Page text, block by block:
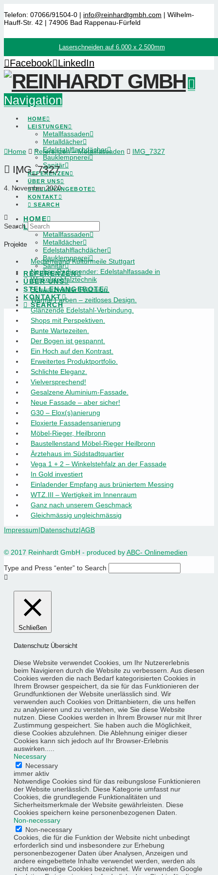
Telefon: 07066/91504-0 | info@reinhardtgmbh.com | Wilhelm-
Hauff-Str. 42 | 74906 Bad Rappenau-Fürfeld
Laserschneiden auf 6.000 x 2.500mm
Facebook LinkedIn
Navigation
HOME
LEISTUNGEN
Metallfassaden
Metalldächer
Edelstahlflachdächer
Bauklempnerei
Sanitär
REFERENZEN
ÜBER UNS
STELLENANGEBOTE
KONTAKT
SEARCH
HOME
LEISTUNGEN
Metallfassaden
Metalldächer
Edelstahlflachdächer
Bauklempnerei
Sanitär
REFERENZEN
ÜBER UNS
STELLENANGEBOTE
KONTAKT
SEARCH
Home Referenzen – Metallfassaden IMG_7327
IMG_7327
4. November 2020
Search
Projekte
Medienwand Kulturmeile Stuttgart
Neubau Radiosender: Edelstahlfassade in
Winkelstehfalztechnik
Schwarzwälder Präzision.
Warme Farben – zeitloses Design.
Glänzende Edelstahl-Verbindung.
Shops mit Perspektiven.
Bunte Wartezeiten.
Der Bogen ist gespannt.
Ein Hoch auf den Kontrast.
Erweitertes Produktportfolio.
Schlichte Eleganz.
Vielversprechend!
Gesalzene Aluminium-Fassade.
Neue Fassade – aber sicher!
G30 – Elox(s)anierung
Eloxierte Fassadensanierung
Möbel-Rieger, Heilbronn
Baustellenstand Möbel-Rieger Heilbronn
Ärztehaus im Südstadtquartier
Vega 1 + 2 – Winkelstehfalz an der Fassade
In Gold investiert
Einladender Empfang aus brüniertem Messing
WTZ.III – Wertigkeit im Innenraum
Ganz nach unserem Geschmack
Gleichmässig ungleichmässig
Impressum|Datenschutz|AGB
© 2017 Reinhardt GmbH - produced byABC- Onlinemedien
Type and Press “enter” to Search
Schließen
Datenschutz Übersicht
Diese Website verwendet Cookies, um Ihr Nutzererlebnis
beim Navigieren durch die Website zu verbessern. Aus diesen
Cookies werden die nach Bedarf kategorisierten Cookies in
Ihrem Browser gespeichert, da sie für das Funktionieren der
Grundfunktionen der Website unerlässlich sind. Wir
verwenden auch Cookies von Drittanbietern, die uns helfen
zu analysieren und zu verstehen, wie Sie diese Website
nutzen. Diese Cookies werden in Ihrem Browser nur mit Ihrer
Zustimmung gespeichert. Sie haben auch die Möglichkeit,
diese Cookies abzulehnen. Die Ablehnung einiger dieser
Cookies kann sich jedoch auf Ihr Browser-Erlebnis
auswirken.....
Necessary
Necessary
immer aktiv
Notwendige Cookies sind für das reibungslose Funktionieren
der Website unerlässlich. Diese Kategorie umfasst nur
Cookies, die grundlegende Funktionalitäten und
Sicherheitsmerkmale der Website gewährleisten. Diese
Cookies speichern keine personenbezogenen Daten.
Non-necessary
Non-necessary
Cookies, die für die Funktion der Website nicht unbedingt
erforderlich sind und insbesondere zur Erhebung
personenbezogener Daten über Analysen, Anzeigen und
andere eingebettete Inhalte verwendet werden, werden als
nicht notwendige Cookies bezeichnet. Wir verwenden Google